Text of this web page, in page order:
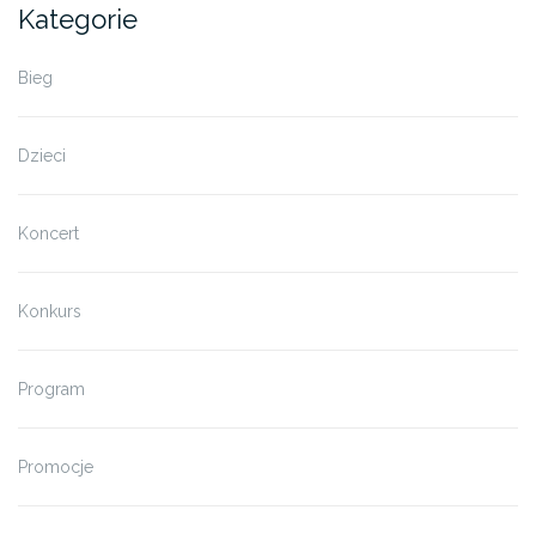
Kategorie
Bieg
Dzieci
Koncert
Konkurs
Program
Promocje